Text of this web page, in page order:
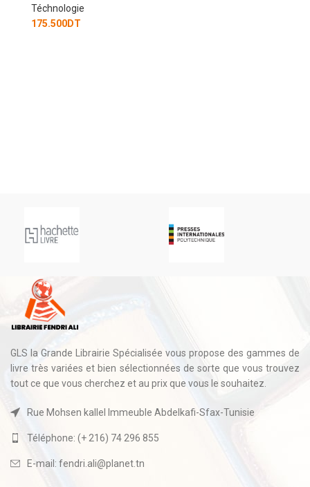
Téchnologie
175.500DT
GLS la Grande Librairie Spécialisée vous propose des gammes de
livre très variées et bien sélectionnées de sorte que vous trouvez
tout ce que vous cherchez et au prix que vous le souhaitez.
Rue Mohsen kallel Immeuble Abdelkafi-Sfax-Tunisie
Téléphone: (+ 216) 74 296 855
E-mail: fendri.ali@planet.tn